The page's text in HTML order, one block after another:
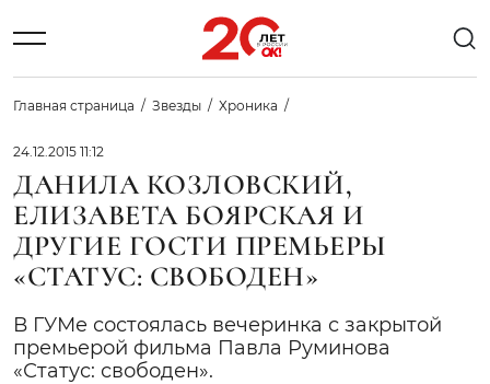
Главная страница Звезды Хроника
24.12.2015 11:12
ДАНИЛА КОЗЛОВСКИЙ,
ЕЛИЗАВЕТА БОЯРСКАЯ И
ДРУГИЕ ГОСТИ ПРЕМЬЕРЫ
«СТАТУС: СВОБОДЕН»
В ГУМе состоялась вечеринка с закрытой
премьерой фильма Павла Руминова
«Статус: свободен».